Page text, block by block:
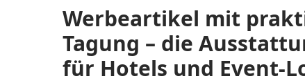
Werbeartikel mit
Tagung – die
für Hotels und Event-